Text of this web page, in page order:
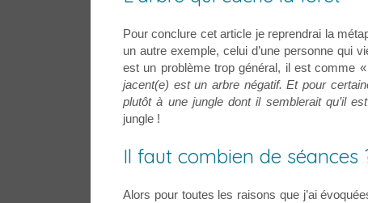
Pour conclure cet article je reprendrai la
un autre exemple, celui d’une personne qui
est un problème trop général, il est comme «
jacent(e) est un arbre négatif. Et pour
plutôt à une jungle dont il semblerait qu’il
jungle !
Il faut combien de séances
Alors pour toutes les raisons que j’ai